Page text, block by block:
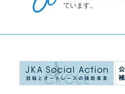
ています。